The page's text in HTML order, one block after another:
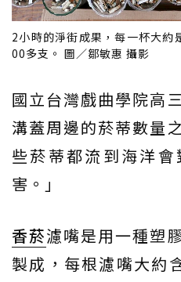
2小時的淨街成果，每一杯大
00多支。 圖／鄒敏惠 攝影
國立台灣戲曲學院高
溝蓋周邊的菸蒂數量
些菸蒂都流到海洋
害。」
香菸濾嘴是用一種塑
製成，每根濾嘴大約